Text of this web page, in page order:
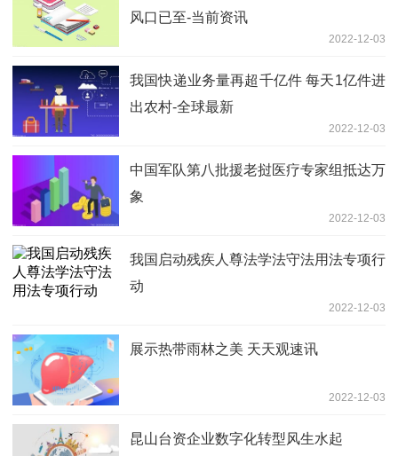
风口已至-当前资讯
2022-12-03
我国快递业务量再超千亿件 每天1亿件进
出农村-全球最新
2022-12-03
中国军队第八批援老挝医疗专家组抵达万
象
2022-12-03
我国启动残疾人尊法学法守法用法专项行
动
2022-12-03
展示热带雨林之美 天天观速讯
2022-12-03
昆山台资企业数字化转型风生水起